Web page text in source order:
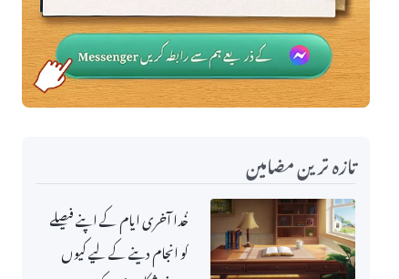
تازہ ترین مضامین
خُدا آخری ایام کے اپنے فیصلے
کو انجام دینے کے لیے کیوں